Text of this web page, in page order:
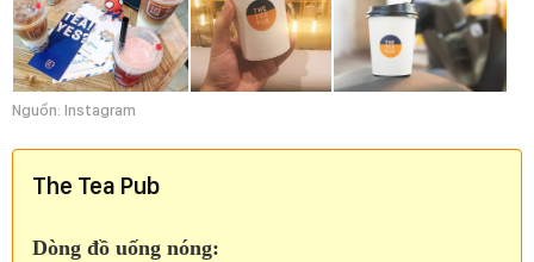
Nguồn: Instagram
The Tea Pub
Dòng đồ uống nóng: